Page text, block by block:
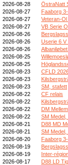
2026-08-28
ÖstraNatt
2026-08-27
Faaborg
2026-08-27
Veteran-
2026-08-27
VB Serie
2026-08-26
2026-08-26
Userie 6 V
2026-08-26
2026-08-25
2026-08-25
2026-08-23
CFLD
2026-08-23
2026-08-23
SM, stafett
2026-08-22
CF relais
2026-08-22
2026-08-22
DM Mellem
2026-08-22
SM Medel,
2026-08-21
D88 MD
2026-08-21
SM Medel,
2026-08-20
Faaborg
2026-08-19
2026-08-19
Inter-
2026-08-17
D88 LD